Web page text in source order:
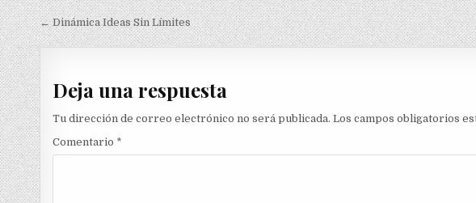
Navegación
de
entradas
← Dinámica Ideas Sin Límites
Deja una respuesta
Tu dirección de correo electrónico no será publicada. Los campos obligatorios
Comentario *